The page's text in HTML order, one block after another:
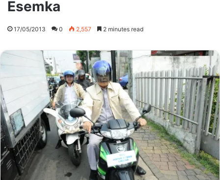
Esemka
17/05/2013 0 2,557 2 minutes read